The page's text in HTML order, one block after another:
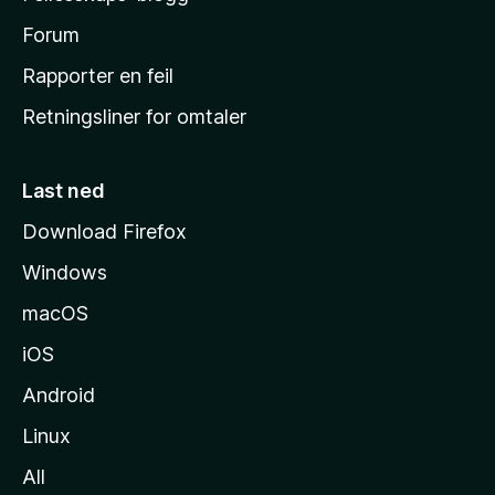
s
h
j
m
e
i
d
Forum
Rapporter en feil
Retningsliner for omtaler
Last ned
Download Firefox
Windows
macOS
iOS
Android
Linux
All